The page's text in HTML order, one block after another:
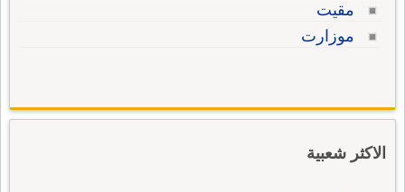
مقيت
موزارت
الاكثر شعبية